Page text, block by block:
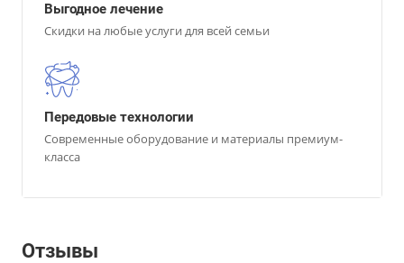
Выгодное лечение
Скидки на любые услуги для всей семьи
Передовые технологии
Современные оборудование и материалы премиум-
класса
Отзывы